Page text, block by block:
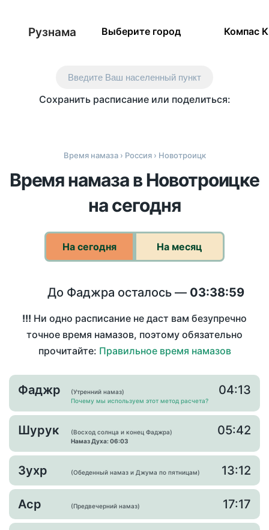
Рузнама Выберите город Компас
Введите Ваш населенный пункт
Сохранить расписание или поделиться:
Время намаза› Россия› Новотроицк
Время намаза в Новотроицке
на сегодня
На сегодня На месяц
До Фаджра осталось — 03:38:59
!!! Ни одно расписание не даст вам безупречно
точное время намазов, поэтому обязательно
прочитайте: Правильное время намазов
Фаджр
(Утренний намаз)
Почему мы используем этот метод расчета?
04:13
Шурук
(Восход солнца и конец Фаджра)
Намаз Духа: 06:03
05:42
Зухр (Обеденный намаз и Джума по пятницам) 13:12
Аср (Предвечерний намаз) 17:17